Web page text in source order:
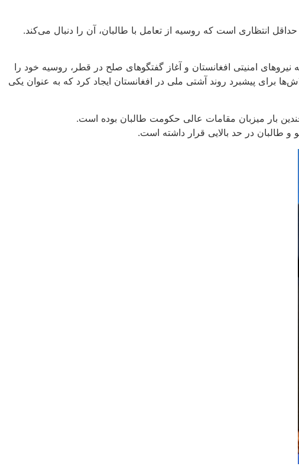
انتظاری است که روسیه از تعامل با طالبان، آن را دنبال می‌کند.
و انتقال قدرت از نیروهای آمریکایی و ناتو به نیروهای امنیتی افغانستان و آغاز گفتگوهای صلح در قطر، روسیه خود را
روسیه «فرمت مسکو» را به منظور تسهیل تلاش‌ها برای پیشبرد روند آشتی ملی در افغانستان ایجاد کرد که به عنوان یکی
در حد بالایی قرار داشته است.